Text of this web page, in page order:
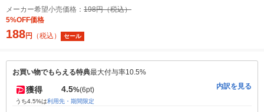
メーカー希望小売価格： 198円（税込）
5%OFF価格
188円 （税込） セール
お買い物でもらえる特典最大付与率10.5%
獲得 4.5%(6pt)
うち4.5%は利用先・期間限定
内訳を見る